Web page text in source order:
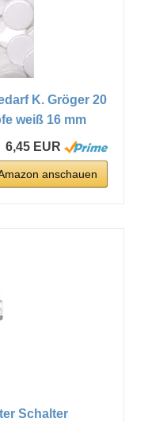
K. Gröger 20
weiß 16 mm
6,45 EUR
anschauen
Schalter